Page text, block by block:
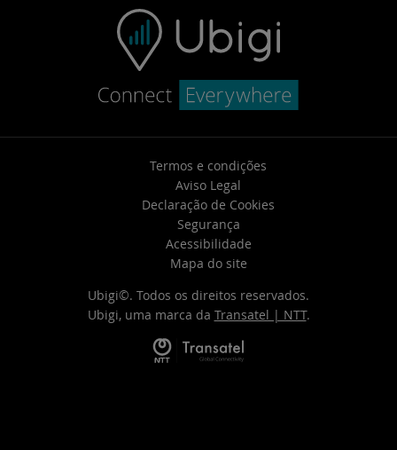
Termos e condições
Aviso Legal
Declaração de Cookies
Segurança
Acessibilidade
Mapa do site
Ubigi©. Todos os direitos reservados.
Ubigi, uma marca da Transatel | NTT.